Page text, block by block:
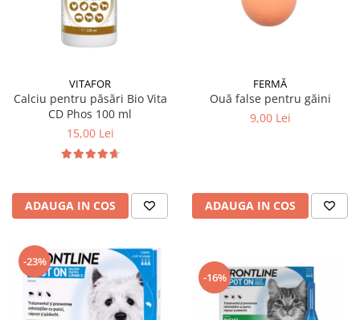
VITAFOR
Calciu pentru păsări Bio Vita
CD Phos 100 ml
15,00 Lei
ADAUGA IN COS
FERMĂ
Ouă false pentru găini
9,00 Lei
ADAUGA IN COS
-23%
-16%